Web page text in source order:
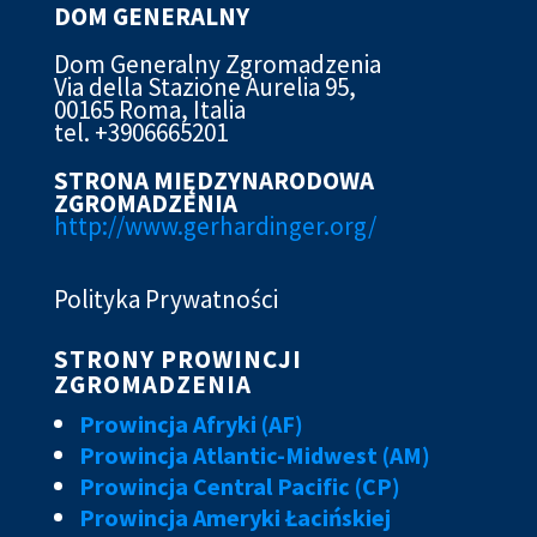
DOM GENERALNY
Dom Generalny Zgromadzenia
Via della Stazione Aurelia 95,
00165 Roma, Italia
tel. +3906665201
STRONA MIĘDZYNARODOWA
ZGROMADZENIA
http://www.gerhardinger.org/
Polityka Prywatności
STRONY PROWINCJI
ZGROMADZENIA
Prowincja Afryki (AF)
Prowincja Atlantic-Midwest (AM)
Prowincja Central Pacific (CP)
Prowincja Ameryki Łacińskiej